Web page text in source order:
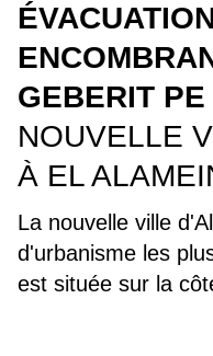
GEBERIT
NOUVELLE
À EL
La nouvelle ville
d'urbanisme les
est située sur la